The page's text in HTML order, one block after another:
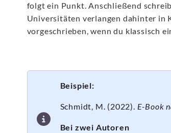
folgt ein Punkt. Anschließend
Universitäten verlangen dahinter in
vorgeschrieben, wenn du klassisch
Beispiel:
Schmidt, M. (2022). E-Book
Bei zwei Autoren